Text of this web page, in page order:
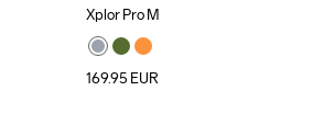
Xplor Pro M
169.95 EUR